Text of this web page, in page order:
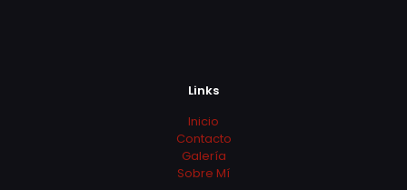
Links
Inicio
Contacto
Galería
Sobre Mí